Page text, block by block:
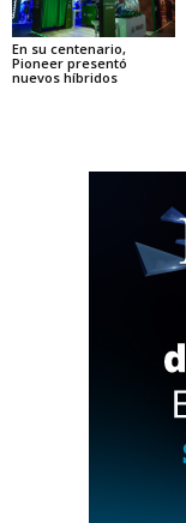
En su centenario,
Pioneer presentó
nuevos híbridos